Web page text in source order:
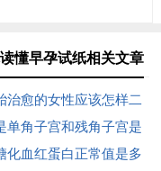
懂早孕试纸相关文章
治愈的女性应该怎样二
单角子宫和残角子宫是
，这种子宫怀孕以后必
化血红蛋白正常值是多